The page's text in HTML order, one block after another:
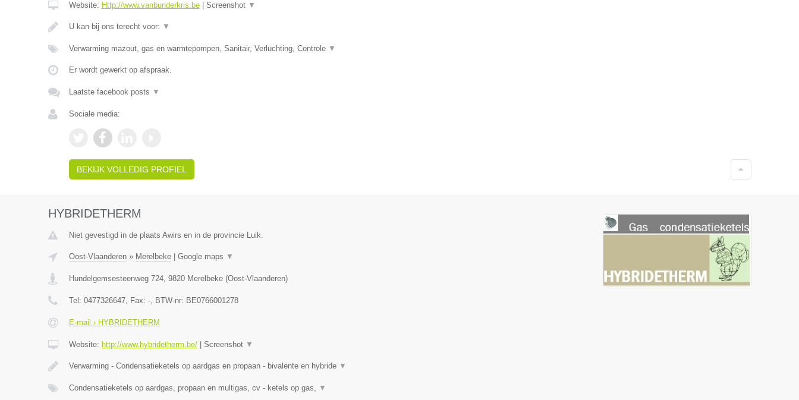
Website: Http://www.vanbunderkris.be| Screenshot ▼
U kan bij ons terecht voor: ▼
Verwarming mazout, gas en warmtepompen, Sanitair, Verluchting, Controle ▼
Er wordt gewerkt op afspraak.
Laatste facebook posts ▼
Sociale media:
BEKIJK VOLLEDIG PROFIEL
HYBRIDETHERM
Niet gevestigd in de plaats Awirs en in de provincie Luik.
Oost-Vlaanderen» Merelbeke| Google maps ▼
Hundelgemsesteenweg 724, 9820 Merelbeke(Oost-Vlaanderen)
Tel: 0477326647, Fax: -, BTW-nr: BE0766001278
E-mail › HYBRIDETHERM
Website: http://www.hybridetherm.be/| Screenshot ▼
Verwarming - Condensatieketels op aardgas en propaan - bivalente en hybride ▼
Condensatieketels op aardgas, propaan en multigas, cv - ketels op gas, ▼